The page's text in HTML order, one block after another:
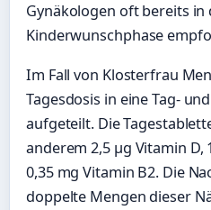
Gynäkologen oft bereits in
Kinderwunschphase
Im Fall von Klosterfrau
Tagesdosis in eine Tag-
aufgeteilt. Die
anderem 2,5 µg Vitamin D,
0,35 mg Vitamin B2. Die
doppelte Mengen dieser